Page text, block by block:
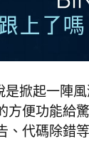
是掀起一陣
方便功能給
、代碼除錯